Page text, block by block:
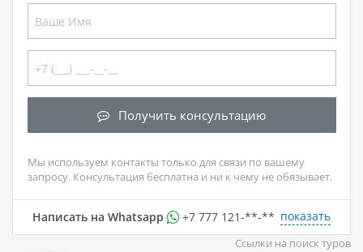
Получить консультацию
Мы используем контакты только для связи по вашему
запросу. Консультация бесплатна и ни к чему не обязывает.
Написать на Whatsapp +7 777 121-**-** показать
Ссылки на поиск туров